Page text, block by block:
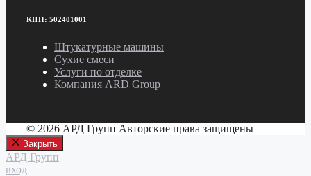
КПП: 502401001
Штукатурные машины
Сухие смеси
Услуги по отделке
Компания ARD Group
© 2026 АРД Групп Авторские права защищены
Закрыть
АРД Групп
вход